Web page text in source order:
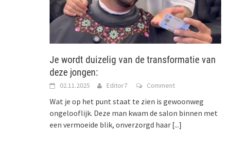
Je wordt duizelig van de transformatie van
deze jongen:
02.11.2025 Editor7 Comment
Wat je op het punt staat te zien is gewoonweg
ongelooflijk. Deze man kwam de salon binnen met
een vermoeide blik, onverzorgd haar [...]